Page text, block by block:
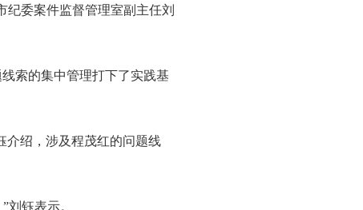
纪委案件监督管理室副主任刘
索的集中管理打下了实践基
介绍，涉及程茂红的问题线
钰表示。